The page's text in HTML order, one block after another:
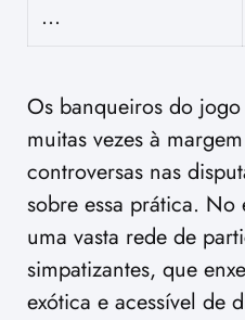
…
Os banqueiros do
muitas vezes à
controversas nas
sobre essa prática.
uma vasta rede de
simpatizantes, que
exótica e acessível de